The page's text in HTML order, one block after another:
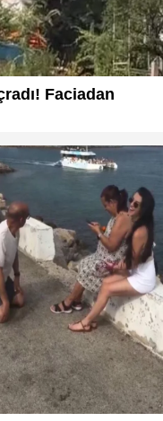
Faciadan